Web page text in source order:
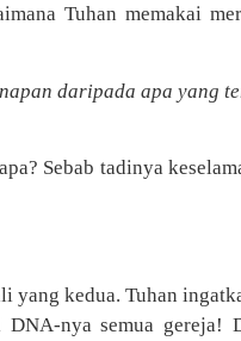
Tuhan memakai
daripada apa yang
Sebab tadinya
yang kedua. Tuhan
nya semua gereja!